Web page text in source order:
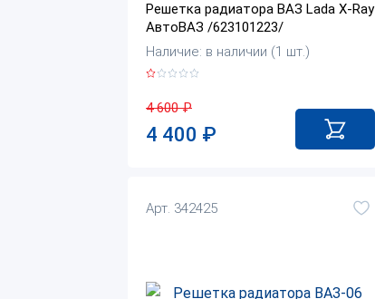
Решетка радиатора ВАЗ Lada X-Ray
АвтоВАЗ /623101223/
Наличие: в наличии (1 шт.)
4 600₽
4 400 ₽
Арт. 342425